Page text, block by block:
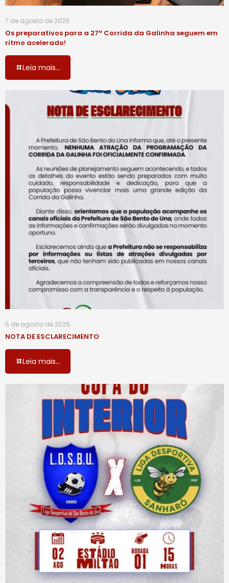
7 de agosto de 2026
Os preparativos para a 27ª Corrida da Galinha seguem em
ritmo acelerado!
Leia mais...
5 de agosto de 2026
NOTA DE ESCLARECIMENTO
Leia mais...